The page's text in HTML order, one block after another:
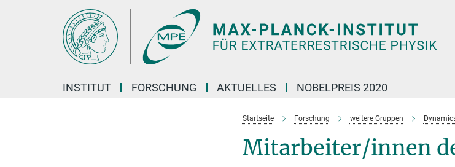
INSTITUT FORSCHUNG AKTUELLES NOBELPREIS 2020
Startseite Forschung weitere Gruppen
Mitarbeiter/innen